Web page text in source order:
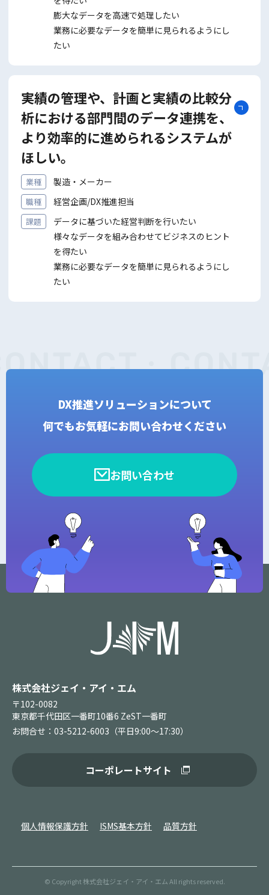
膨⼤なデータを⾼速で処理したい
業務に必要なデータを簡単に⾒られるようにし
たい
実績の管理や、計画と実績の比較分
析における部門間のデータ連携を、
より効率的に進められるシステムが
ほしい。
業種 製造・メーカー
職種 経営企画/DX推進担当
課題
データに基づいた経営判断を⾏いたい
様々なデータを組み合わせてビジネスのヒント
を得たい
業務に必要なデータを簡単に⾒られるようにし
たい
DX推進ソリューションについて
何でもお気軽にお問い合わせください
お問い合わせ
株式会社ジェイ・アイ・エム
〒102-0082
東京都千代田区一番町10番6 ZeST一番町
お問合せ：03-5212-6003（平日9:00～17:30）
コーポレートサイト
個人情報保護方針 ISMS基本方針 品質方針
© Copyright 株式会社ジェイ・アイ・エム All rights reserved.